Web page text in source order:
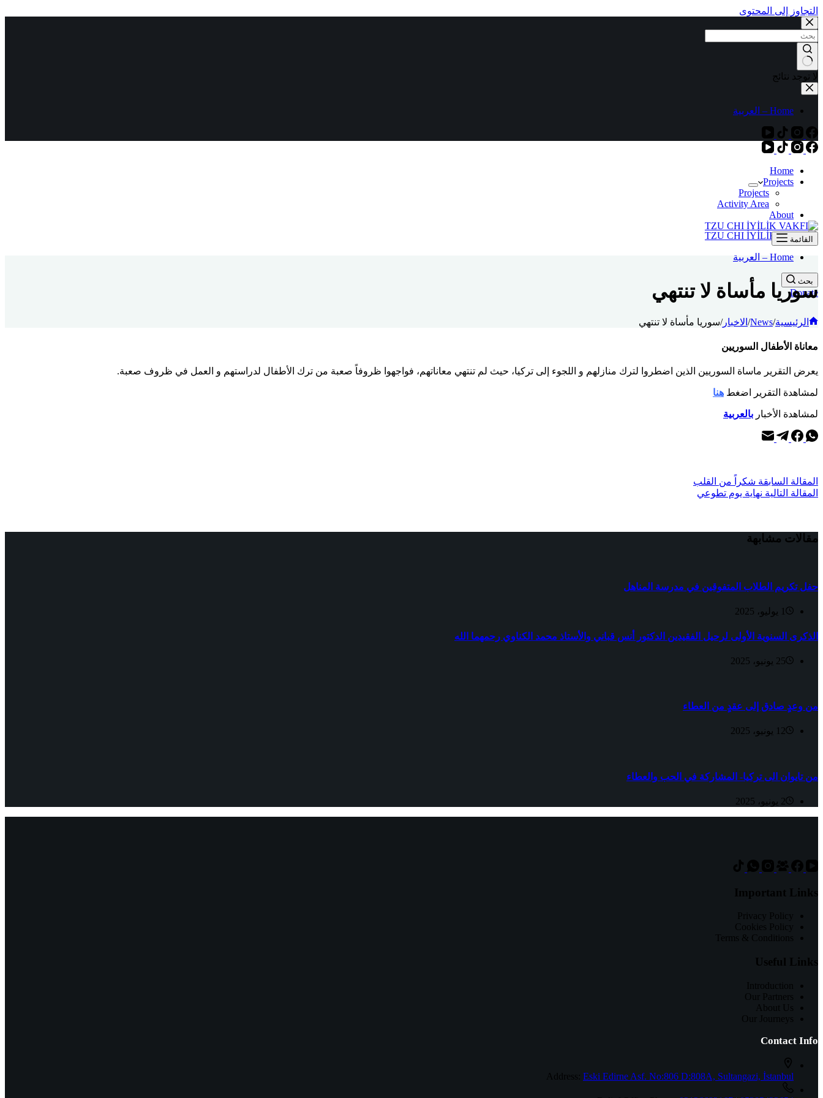
التجاوز إلى المحتوى
لا توجد نتائج
Home – العربية
Home
Projects
Projects
Activity Area
About
Home – العربية
بحث
Donate
القائمة
سوريا مأساة لا تنتهي
الرئيسية/
News
/ الاخبار/سوريا مأساة لا تنتهي
معاناة الأطفال السوريين
يعرض التقرير ماساة السوريين الذين اضطروا لترك منازلهم و اللجوء إلى تركيا، حيث لم تنتهي معاناتهم، فواجهوا ظروفاً صعبة من ترك الأطفال لدراستهم و العمل في ظروف صعبة.
لمشاهدة التقرير اضغط هنا
لمشاهدة الأخبار بالعربية
المقالة السابقة شكراً من القلب
المقالة التالية نهاية يوم تطوعي
مقالات مشابهة
حفل تكريم الطلاب المتفوقين في مدرسة المناهل
1 يوليو، 2025
الذكرى السنوية الأولى لرحيل الفقيدين الدكتور أنس قباني والأستاذ محمد الكناوي رحمهما الله
25 يونيو، 2025
من وعدٍ صادق إلى عقدٍ من العطاء
12 يونيو، 2025
من تايوان الى تركيا- المشاركة في الحب والعطاء
2 يونيو، 2025
Important Links
Privacy Policy
Cookies Policy
Terms & Conditions
Useful Links
Introduction
Our Partners
About Us
Our Journeys
Contact Info
Address: Eski Edirne Asf. No:806 D:808A, Sultangazi, İstanbul